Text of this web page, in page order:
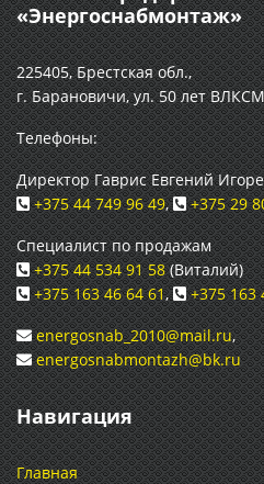
«Энергоснабмонтаж»
225405, Брестская обл.,
г. Барановичи, ул. 50 лет
Телефоны:
Директор Гаврис Евгений
+375 44 749 96 49,
+375 29
Специалист по продажам
+375 44 534 91 58(Виталий)
+375 163 46 64 61,
+375 163
energosnab_2010@mail.ru,
energosnabmontazh@bk.ru
Навигация
Главная